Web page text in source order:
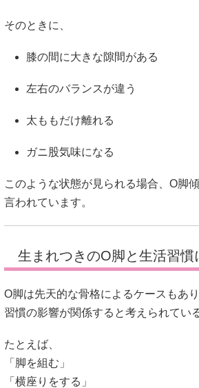
そのときに、
膝の間に大きな隙間がある
左右のバランスが違う
太ももだけ離れる
ガニ股気味になる
このような状態が見られる場合、O脚
言われています。
生まれつきのO脚と生活習慣
O脚は先天的な骨格によるケースもあ
習慣の影響が関係すると考えられてい
たとえば、
「脚を組む」
「横座りをする」